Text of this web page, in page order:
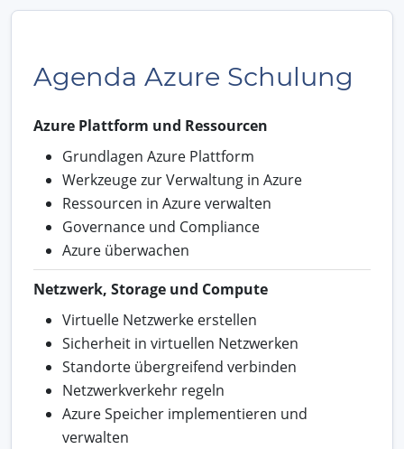
Agenda Azure Schulung
Azure Plattform und Ressourcen
Grundlagen Azure Plattform
Werkzeuge zur Verwaltung in Azure
Ressourcen in Azure verwalten
Governance und Compliance
Azure überwachen
Netzwerk, Storage und Compute
Virtuelle Netzwerke erstellen
Sicherheit in virtuellen Netzwerken
Standorte übergreifend verbinden
Netzwerkverkehr regeln
Azure Speicher implementieren und
verwalten